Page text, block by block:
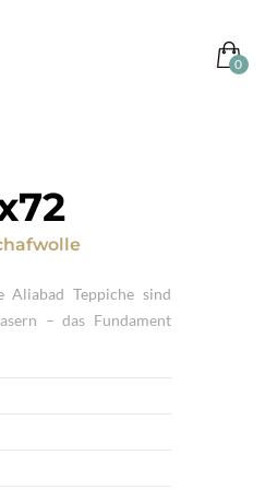
Aliabad Teppiche sind
– das Fundament